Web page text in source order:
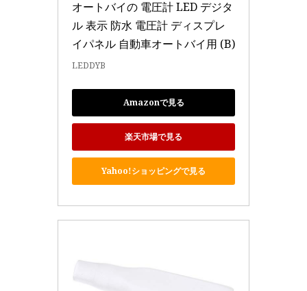
オートバイの 電圧計 LED デジタ
ル 表示 防水 電圧計 ディスプレ
イパネル 自動車オートバイ用 (B)
LEDDYB
Amazonで見る
楽天市場で見る
Yahoo!ショッピングで見る